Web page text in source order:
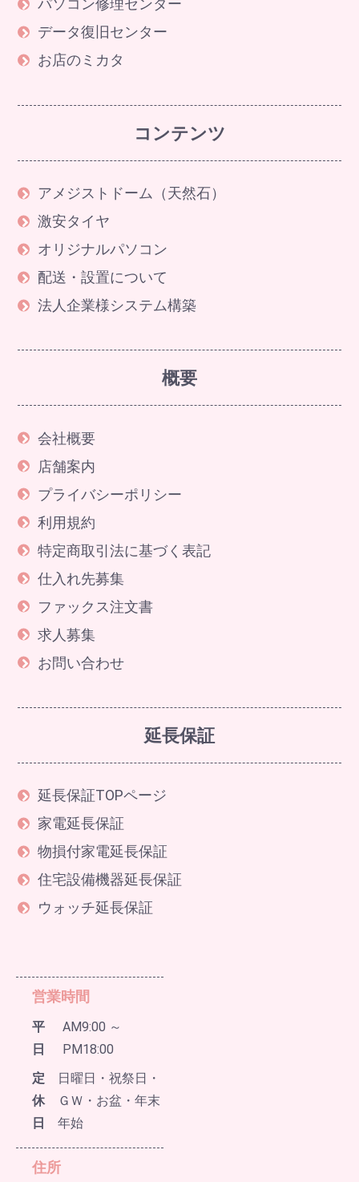
パソコン修理センター
データ復旧センター
お店のミカタ
コンテンツ
アメジストドーム（天然石）
激安タイヤ
オリジナルパソコン
配送・設置について
法人企業様システム構築
概要
会社概要
店舗案内
プライバシーポリシー
利用規約
特定商取引法に基づく表記
仕入れ先募集
ファックス注文書
求人募集
お問い合わせ
延長保証
延長保証TOPページ
家電延長保証
物損付家電延長保証
住宅設備機器延長保証
ウォッチ延長保証
営業時間
平
日
AM9:00 ～
PM18:00
定
休
日
日曜日・祝祭日・
ＧＷ・お盆・年末
年始
住所